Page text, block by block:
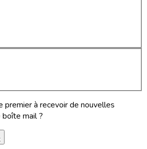
premier à recevoir de nouvelles
mail ?